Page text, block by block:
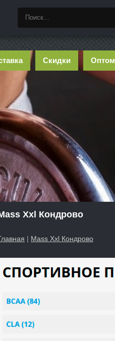
Скидки Оптом
Xxl Кондрово
| Mass Xxl Кондрово